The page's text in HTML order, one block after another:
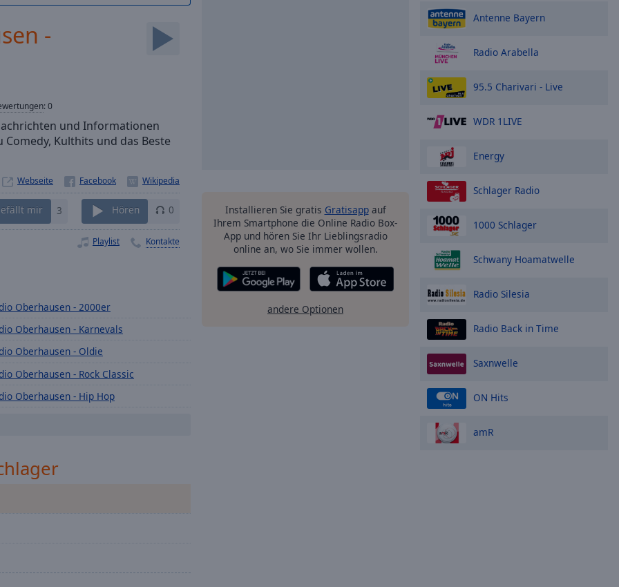
-
:0
und Informationen
Kulthits und das Beste
Webseite
mir 3 Hören 0
Playlist Kontakte
Oberhausen - 2000er
Oberhausen - Karnevals
Oberhausen - Oldie
Oberhausen - Rock Classic
Oberhausen - Hip Hop
Oberhausen - Dance
Installieren Sie gratis Gratisappauf
Ihrem Smartphone die Online Radio Box-
App und hören Sie Ihr Lieblingsradio
online an, wo Sie immer wollen.
andere Optionen
Antenne Bayern
Radio Arabella
95.5 Charivari - Live
WDR 1LIVE
Energy
Schlager Radio
1000 Schlager
Schwany Hoamatwelle
Radio Silesia
Radio Back in Time
Saxnwelle
ON Hits
amR